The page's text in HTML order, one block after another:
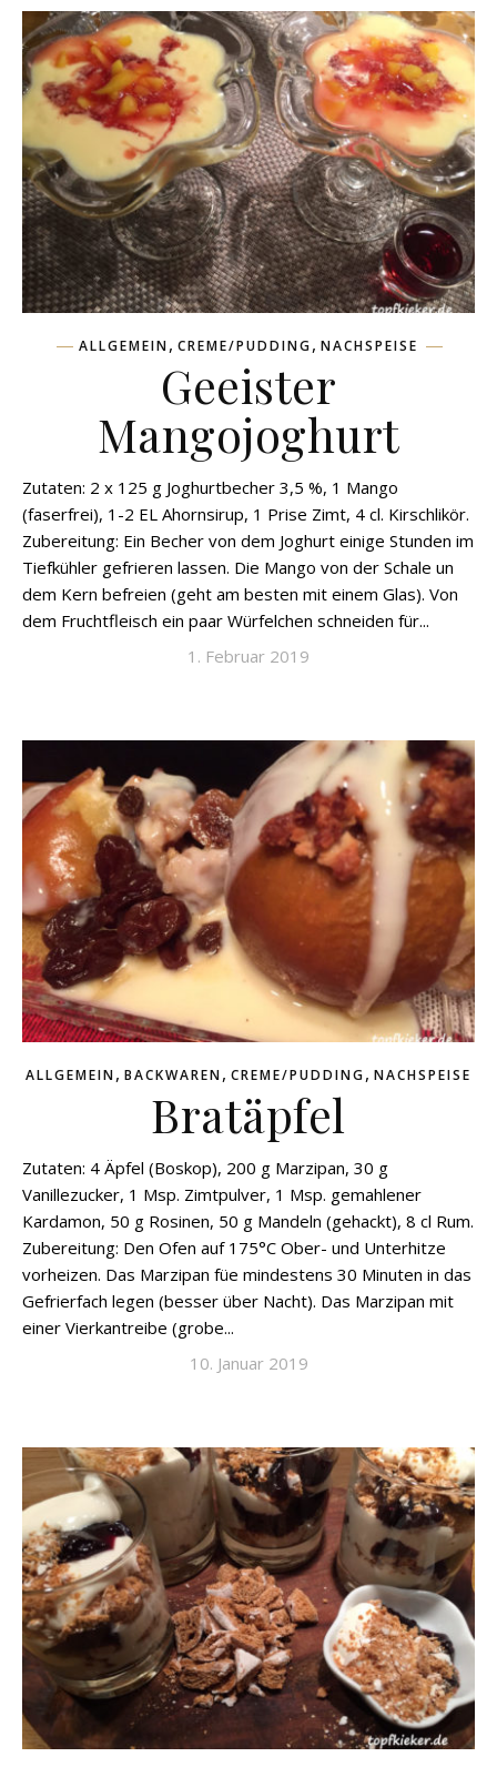
ALLGEMEIN, CREME/PUDDING, NACHSPEISE
Geeister
Mangojoghurt
Zutaten: 2 x 125 g Joghurtbecher 3,5 %, 1 Mango
(faserfrei), 1-2 EL Ahornsirup, 1 Prise Zimt, 4 cl. Kirschlikör.
Zubereitung: Ein Becher von dem Joghurt einige Stunden im
Tiefkühler gefrieren lassen. Die Mango von der Schale un
dem Kern befreien (geht am besten mit einem Glas). Von
dem Fruchtfleisch ein paar Würfelchen schneiden für...
1. Februar 2019
ALLGEMEIN, BACKWAREN, CREME/PUDDING, NACHSPEISE
Bratäpfel
Zutaten: 4 Äpfel (Boskop), 200 g Marzipan, 30 g
Vanillezucker, 1 Msp. Zimtpulver, 1 Msp. gemahlener
Kardamon, 50 g Rosinen, 50 g Mandeln (gehackt), 8 cl Rum.
Zubereitung: Den Ofen auf 175°C Ober- und Unterhitze
vorheizen. Das Marzipan füe mindestens 30 Minuten in das
Gefrierfach legen (besser über Nacht). Das Marzipan mit
einer Vierkantreibe (grobe...
10. Januar 2019